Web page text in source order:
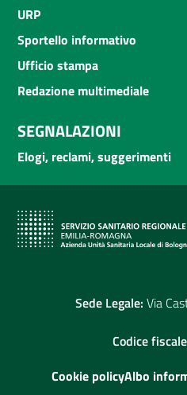
URP
Sportello informativo
Ufficio stampa
Redazione multimediale
SEGNALAZIONI
Elogi, reclami, suggerimenti
Sede Legale: Via
Codice
Cookie policyAlbo